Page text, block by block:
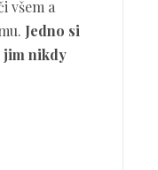
všem a
Jedno si
jim nikdy